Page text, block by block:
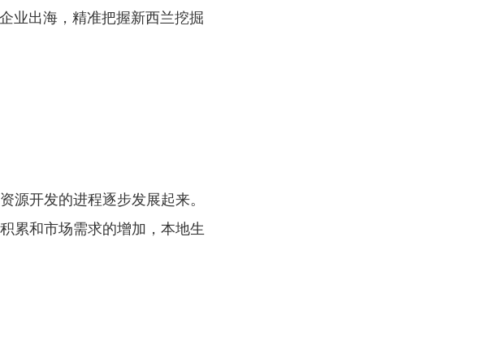
业出海，精准把握新西兰挖掘
源开发的进程逐步发展起来。
累和市场需求的增加，本地生